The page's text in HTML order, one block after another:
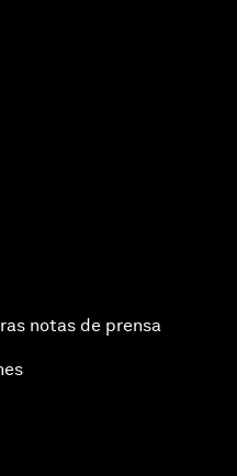
notas de prensa